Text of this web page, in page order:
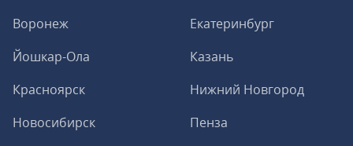
Воронеж
Екатеринбург
Йошкар-Ола
Казань
Красноярск
Нижний Новгород
Новосибирск
Пенза